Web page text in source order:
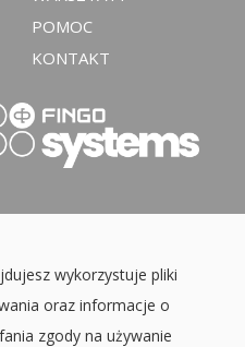
POMOC
KONTAKT
wykorzystuje pliki
oraz informacje o
zgody na używanie